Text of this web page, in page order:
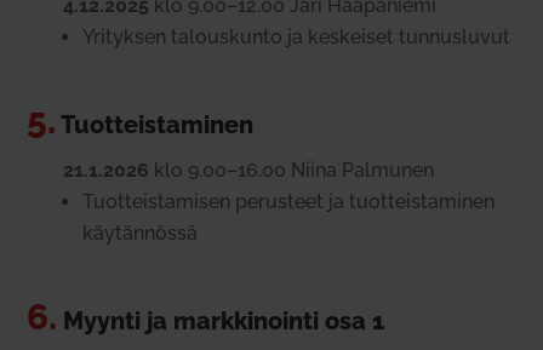
4.12.2025 klo 9.00–12.00 Jari Haa­pa­niemi
Yri­tyksen talous­kunto ja kes­keiset tun­nus­luvut
5. Tuot­teis­ta­minen
21.1.2026 klo 9.00–16.00 Niina Pal­munen
Tuot­teis­ta­misen perusteet ja tuot­teis­ta­minen
käy­tän­nössä
6. Myynti ja mark­ki­nointi osa 1